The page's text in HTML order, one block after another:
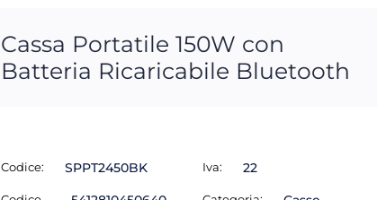
Cassa Portatile 150W con
Batteria Ricaricabile Bluetooth
Codice: SPPT2450BK Iva: 22